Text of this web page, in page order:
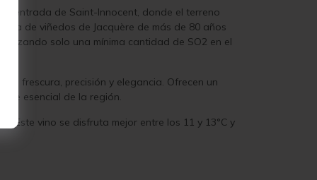
entrada de Saint-Innocent, donde el terreno
de viñedos de Jacquère de más de 80 años
solo una mínima cantidad de SO2 en el
frescura, precisión y elegancia. Ofrecen un
esencial de la región.
Este vino se disfruta mejor entre los 11 y 13°C y